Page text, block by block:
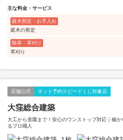
主な料金・サービス
庭木剪定・お手入れ
庭木の剪定
除草・草刈り
草刈り
店舗公式 ネット予約スピードくじ対象店
大窪総合建築
大工から造園まで！安心のワンストップ対応｜確
るプロ職人